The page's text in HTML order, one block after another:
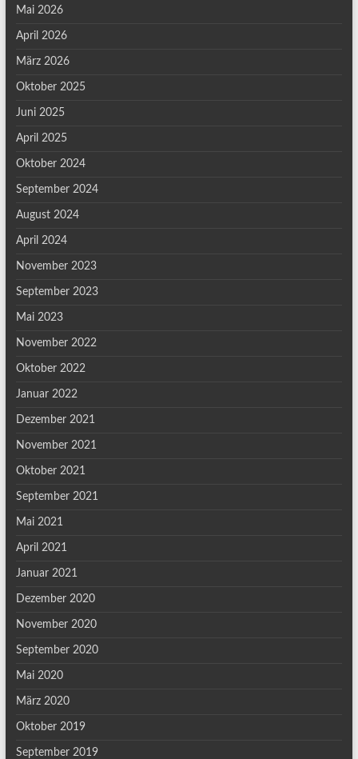
Mai 2026
April 2026
März 2026
Oktober 2025
Juni 2025
April 2025
Oktober 2024
September 2024
August 2024
April 2024
November 2023
September 2023
Mai 2023
November 2022
Oktober 2022
Januar 2022
Dezember 2021
November 2021
Oktober 2021
September 2021
Mai 2021
April 2021
Januar 2021
Dezember 2020
November 2020
September 2020
Mai 2020
März 2020
Oktober 2019
September 2019